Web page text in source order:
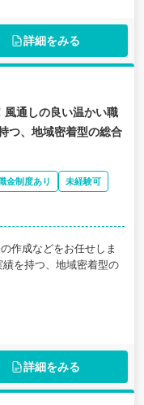
詳細をみる
風通しの良い温かい職
つ、地域密着型の総合
金制度あり
未経験可
作成などをお任せしま
を持つ、地域密着型の
詳細をみる